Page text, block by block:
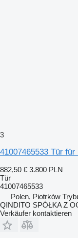
3
41007465533 Tür
882,50 € 3.800 PLN
Tür
41007465533
Polen, Piotrków
QINDITO SPÓŁKA Z
Verkäufer kontaktieren